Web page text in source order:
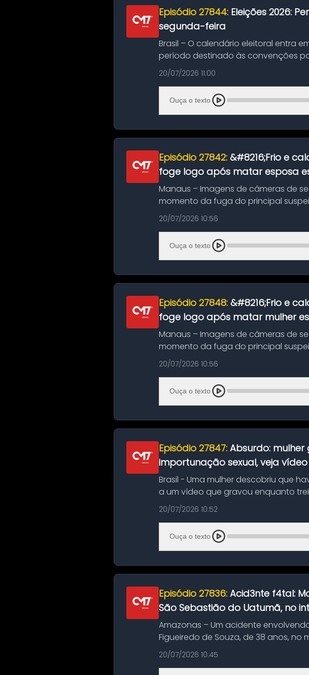
Episódio 27844: Eleições 2026:
segunda-feira
Brasil – O calendário eleitoral entra
período destinado às convenções
oficializa...
20/07/2026 11:00
Ouça o texto
Episódio 27842: &#8216;Frio e
foge logo após matar esposa
Manaus – Imagens de câmeras de
momento da fuga do principal
noite deste último d...
20/07/2026 10:56
Ouça o texto
Episódio 27848: &#8216;Frio e
foge logo após matar mulher
Manaus – Imagens de câmeras de
momento da fuga do principal
noite deste último d...
20/07/2026 10:56
Ouça o texto
Episódio 27847: Absurdo:
importunação sexual, veja vídeo
Brasil - Uma mulher descobriu que
a um vídeo que gravou enquanto
na Bahia. O c...
20/07/2026 10:52
Ouça o texto
Episódio 27836: Acid3nte f4tal:
São Sebastião do Uatumã, no
Amazonas – Um acidente
Figueiredo de Souza, de 38 anos,
Amazonas. A colisão ocorreu n...
20/07/2026 10:45